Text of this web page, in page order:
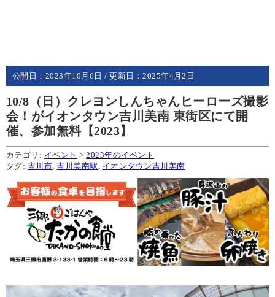
公開日： 2023年10月6日 / 更新日：2025年4月2日
10/8（日）クレヨンしんちゃんヒーローズ撮影
会！がイオンタウン吉川美南 東街区にて開
催、参加無料【2023】
カテゴリ: イベント >2023年のイベント
タグ: 吉川市,吉川美南駅, イオンタウン吉川美南